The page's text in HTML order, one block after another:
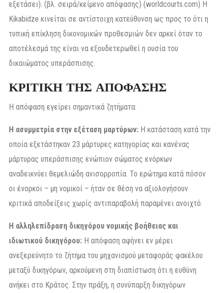
εξετάσει). (βλ. σειρά/κείμενο απόφασης) (worldcourts.com) Η
Kikabidze κινείται σε αντίστοιχη κατεύθυνση ως προς το ότι η
τυπική επίκληση δικονομικών προθεσμιών δεν αρκεί όταν το
αποτέλεσμά της είναι να εξουδετερωθεί η ουσία του
δικαιώματος υπεράσπισης.
ΚΡΙΤΙΚΗ ΤΗΣ ΑΠΟΦΑΣΗΣ
Η απόφαση εγείρει σημαντικά ζητήματα:
Η ασυμμετρία στην εξέταση μαρτύρων: Η κατάσταση κατά την
οποία εξετάστηκαν 23 μάρτυρες κατηγορίας και κανένας
μάρτυρας υπεράσπισης ενώπιον σώματος ενόρκων
αναδεικνύει θεμελιώδη ανισορροπία. Το ερώτημα κατά πόσον
οι ένορκοι – μη νομικοί – ήταν σε θέση να αξιολογήσουν
κριτικά αποδείξεις χωρίς αντιπαραβολή παραμένει ανοιχτό.
Η αλληλεπίδραση δικηγόρου νομικής βοήθειας και
ιδιωτικού δικηγόρου: Η απόφαση αφήνει εν μέρει
ανεξερεύνητο το ζήτημα του μηχανισμού μεταφοράς φακέλου
μεταξύ δικηγόρων, αρκούμενη στη διαπίστωση ότι η ευθύνη
ανήκει στο Κράτος. Στην πράξη, η συνύπαρξη δικηγόρων